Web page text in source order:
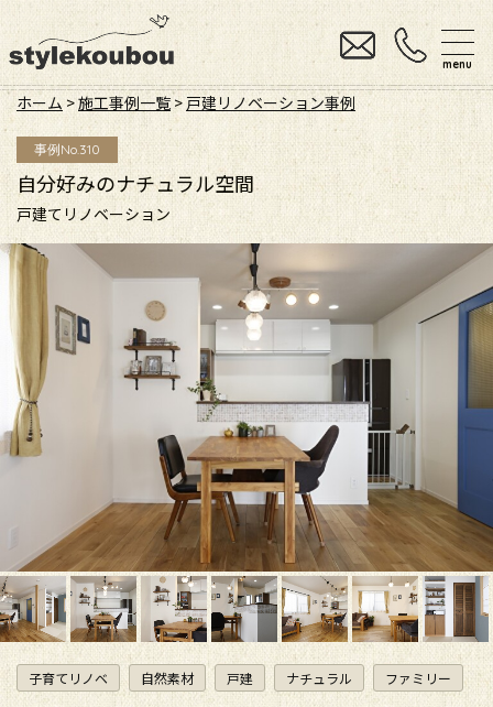
menu
ホーム >施工事例一覧> 戸建リノベーション事例
事例No.310
自分好みのナチュラル空間
戸建てリノベーション
子育てリノベ 自然素材 戸建 ナチュラル ファミリー